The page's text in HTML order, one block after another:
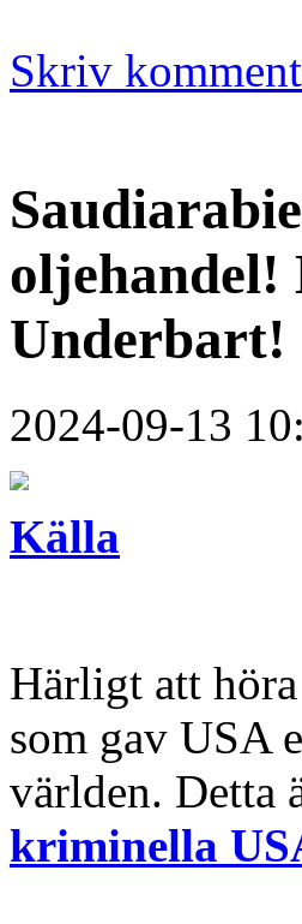
Skriv
Underbart!
2024-09-13
Källa
Härligt att
som gav USA
världen. Detta
kriminella